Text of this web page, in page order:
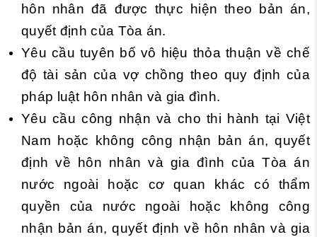
hôn nhân đã được thực hiện theo bản án,
quyết định của Tòa án.
Yêu cầu tuyên bố vô hiệu thỏa thuận về chế
độ tài sản của vợ chồng theo quy định của
pháp luật hôn nhân và gia đình.
Yêu cầu công nhận và cho thi hành tại Việt
Nam hoặc không công nhận bản án, quyết
định về hôn nhân và gia đình của Tòa án
nước ngoài hoặc cơ quan khác có thẩm
quyền của nước ngoài hoặc không công
nhận bản án, quyết định về hôn nhân và gia